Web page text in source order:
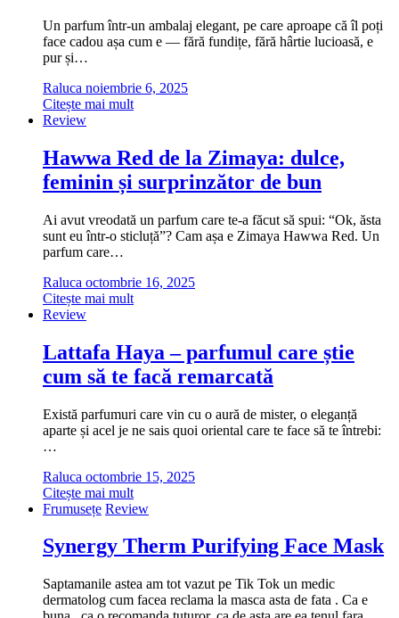
Un parfum într-un ambalaj elegant, pe care aproape că îl poți
face cadou așa cum e — fără fundițe, fără hârtie lucioasă, e
pur și…
Raluca noiembrie 6, 2025
Citește mai mult
Review
Hawwa Red de la Zimaya: dulce,
feminin și surprinzător de bun
Ai avut vreodată un parfum care te-a făcut să spui: “Ok, ăsta
sunt eu într-o sticluță”? Cam așa e Zimaya Hawwa Red. Un
parfum care…
Raluca octombrie 16, 2025
Citește mai mult
Review
Lattafa Haya – parfumul care știe
cum să te facă remarcată
Există parfumuri care vin cu o aură de mister, o eleganță
aparte și acel je ne sais quoi oriental care te face să te întrebi:
…
Raluca octombrie 15, 2025
Citește mai mult
Frumusețe Review
Synergy Therm Purifying Face Mask
Saptamanile astea am tot vazut pe Tik Tok un medic
dermatolog cum facea reclama la masca asta de fata . Ca e